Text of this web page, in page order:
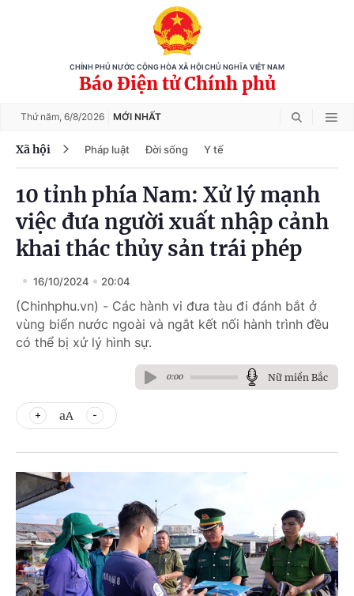
CHÍNH PHỦ NƯỚC CỘNG HÒA XÃ HỘI CHỦ NGHĨA VIỆT NAM
Báo Điện tử Chính phủ
Thứ năm, 6/8/2026 MỚI NHẤT
Xã hội Pháp luật Đời sống Y tế
10 tỉnh phía Nam: Xử lý mạnh
việc đưa người xuất nhập cảnh
khai thác thủy sản trái phép
16/10/2024 20:04
(Chinhphu.vn) - Các hành vi đưa tàu đi đánh bắt ở
vùng biển nước ngoài và ngắt kết nối hành trình đều
có thể bị xử lý hình sự.
0:00 Nữ miền Bắc
aA